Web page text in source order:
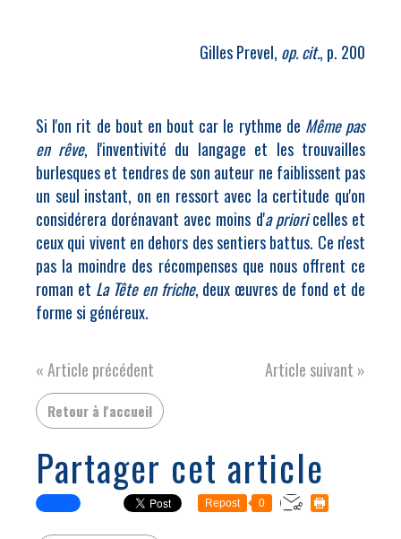
Gilles Prevel, op. cit., p. 200
Si l'on rit de bout en bout car le rythme de Même pas
en rêve, l'inventivité du langage et les trouvailles
burlesques et tendres de son auteur ne faiblissent pas
un seul instant, on en ressort avec la certitude qu'on
considérera dorénavant avec moins d'a prioricelles et
ceux qui vivent en dehors des sentiers battus. Ce n'est
pas la moindre des récompenses que nous offrent ce
roman et La Tête en friche, deux œuvres de fond et de
forme si généreux.
« Article précédent Article suivant »
Retour à l'accueil
Partager cet article
Repost 0